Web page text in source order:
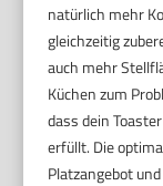
natürlich mehr
gleichzeitig
auch mehr
Küchen zum
dass dein
erfüllt. Die
Platzangebot